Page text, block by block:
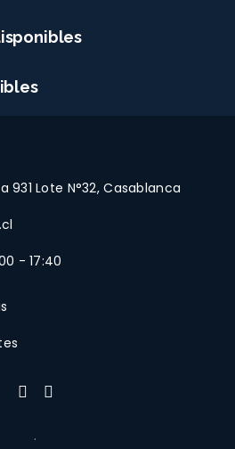
931 Lote N°32, Casablanca
- 17:40
.